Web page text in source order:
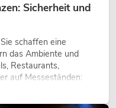
Sicherheit und
schaffen eine
das Ambiente und
Restaurants,
auf Messeständen:
längst zum